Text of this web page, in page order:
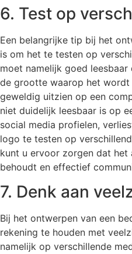
6. Test op
Een belangrijke tip bij het
is om het te testen op
moet namelijk goed
de grootte waarop het wordt
geweldig uitzien op een
niet duidelijk leesbaar is op
social media profielen,
logo te testen op
kunt u ervoor zorgen dat
behoudt en effectief
7. Denk aan
Bij het ontwerpen van een
rekening te houden met
namelijk op verschillende